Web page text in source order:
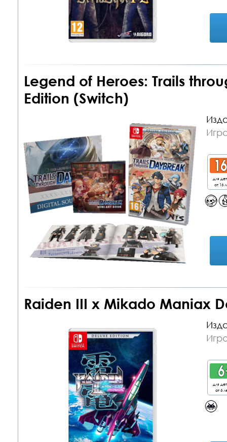
Legend of Heroes: Trails
Edition (Switch)
для
от 16
Raiden III x Mikado Maniax
для
от 6